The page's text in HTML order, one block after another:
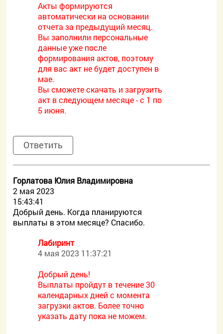
Акты формируются
автоматически на основании
отчета за предыдущий месяц.
Вы заполнили персональные
данные уже после
формирования актов, поэтому
для вас акт не будет доступен в
мае.
Вы сможете скачать и загрузить
акт в следующем месяце - с 1 по
5 июня.
Ответить
Горлатова Юлия Владимировна
2 мая 2023
15:43:41
Добрый день. Когда планируются
выплаты в этом месяце? Спасибо.
Лабиринт
4 мая 2023 11:37:21
Добрый день!
Выплаты пройдут в течение 30
календарных дней с момента
загрузки актов. Более точно
указать дату пока не можем.